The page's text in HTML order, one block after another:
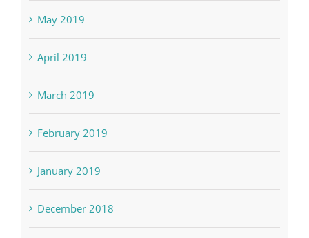
May 2019
April 2019
March 2019
February 2019
January 2019
December 2018